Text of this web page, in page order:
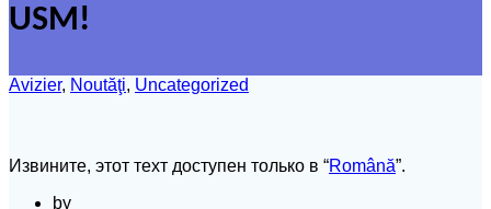
USM!
Avizier, Noutăţi, Uncategorized
Извините, этот техт доступен только в “Română”.
by